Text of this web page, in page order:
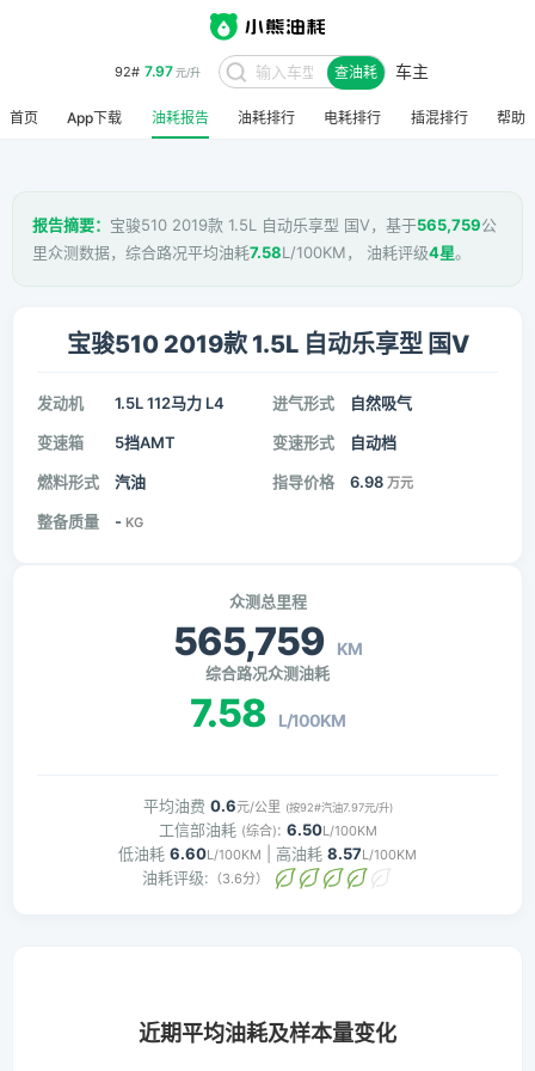
92# 7.97元/升 查油耗 车主
首页 App下载 油耗报告 油耗排行 电耗排行 插混排行 帮助
报告摘要： 宝骏510 2019款 1.5L 自动乐享型 国V，基于565,759公
里众测数据，综合路况平均油耗7.58L/100KM， 油耗评级4星。
宝骏510 2019款 1.5L 自动乐享型 国V
发动机 1.5L 112马力 L4 进气形式 自然吸气
变速箱 5挡AMT 变速形式 自动档
燃料形式 汽油 指导价格 6.98 万元
整备质量 - KG
众测总里程
565,759 KM
综合路况众测油耗
7.58 L/100KM
平均油费 0.6元/公里 (按92#汽油7.97元/升)
工信部油耗 (综合): 6.50L/100KM
低油耗 6.60L/100KM | 高油耗 8.57L/100KM
油耗评级: （3.6分）